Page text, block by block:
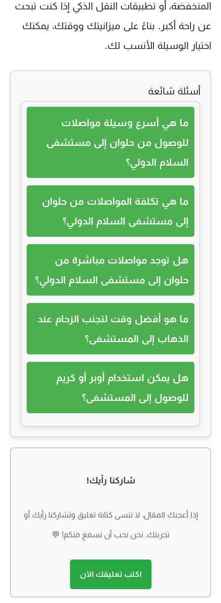
المنخفضة، أو تطبيقات النقل الذكي إذا كنت تبحث
عن راحة أكبر. بناءً على ميزانيتك ووقتك، يمكنك
اختيار الوسيلة الأنسب لك.
أسئلة شائعة
ما هي أسرع وسيلة مواصلات
للوصول من حلوان إلى مستشفى
السلام الدولي؟
ما هي تكلفة المواصلات من حلوان
إلى مستشفى السلام الدولي؟
هل توجد مواصلات مباشرة من
حلوان إلى مستشفى السلام الدولي؟
ما هو أفضل وقت لتجنب الزحام عند
الذهاب إلى المستشفى؟
هل يمكن استخدام أوبر أو كريم
للوصول إلى المستشفى؟
شاركنا رأيك!
إذا أعجبك المقال، لا تنسى كتابة تعليق وتشاركنا رأيك أو
تجربتك. نحن نحب أن نسمع منكم! 💬
اكتب تعليقك الآن